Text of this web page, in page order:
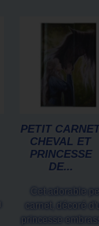
PETIT
CHEVAL ET
PRINCESSE
DE...
Cet adorable
carnet, décoré
princesse